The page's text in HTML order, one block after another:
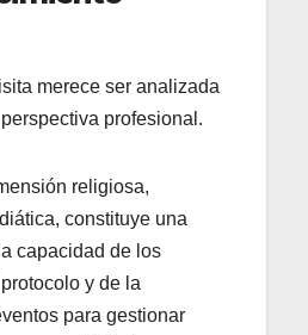
merece ser analizada
profesional.
religiosa,
constituye una
capacidad de los
y de la
para gestionar